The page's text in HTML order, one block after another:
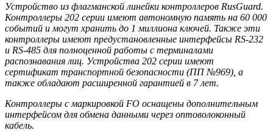
Устройство из флагманской линейки контроллеров RusGuard.
Контроллеры 202 серии имеют автономную память на 60 000
событий и могут хранить до 1 миллиона ключей. Также эти
контроллеры имеют предустановленные интерфейсы RS-232
и RS-485 для полноценной работы с терминалами
распознавания лиц. Устройства 202 серии имеют
сертификат транспортной безопасности (ПП №969), а
также обладают расширенной гарантией в 7 лет.
Контроллеры с маркировкой FO оснащены дополнительным
интерфейсом для обмена данными через оптоволоконный
кабель.